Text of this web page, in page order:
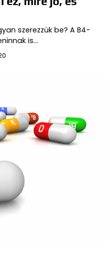
szerezzük be? A B4-
is…